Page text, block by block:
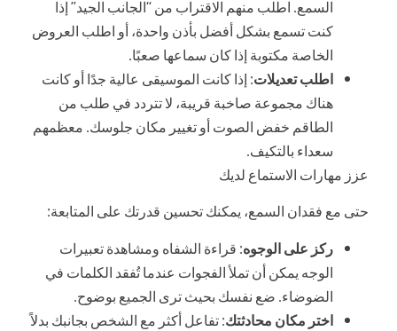
السمع. اطلب منهم الاقتراب من “الجانب الجيد” إذا
كنت تسمع بشكل أفضل بأذن واحدة، أو اطلب العروض
الخاصة مكتوبة إذا كان سماعها صعبًا.
اطلب تعديلات: إذا كانت الموسيقى عالية جدًا أو كانت
هناك مجموعة صاخبة قريبة، لا تتردد في طلب من
الطاقم خفض الصوت أو تغيير مكان جلوسك. معظمهم
سعداء بالتكيف.
عزز مهارات الاستماع لديك
حتى مع فقدان السمع، يمكنك تحسين قدرتك على المتابعة:
ركز على الوجوه: قراءة الشفاه ومشاهدة تعبيرات
الوجه يمكن أن تملأ الفجوات عندما تُفقد الكلمات في
الضوضاء. ضع نفسك بحيث ترى الجميع بوضوح.
اختر مكان محادثتك: تفاعل أكثر مع الشخص بجانبك بدلاً